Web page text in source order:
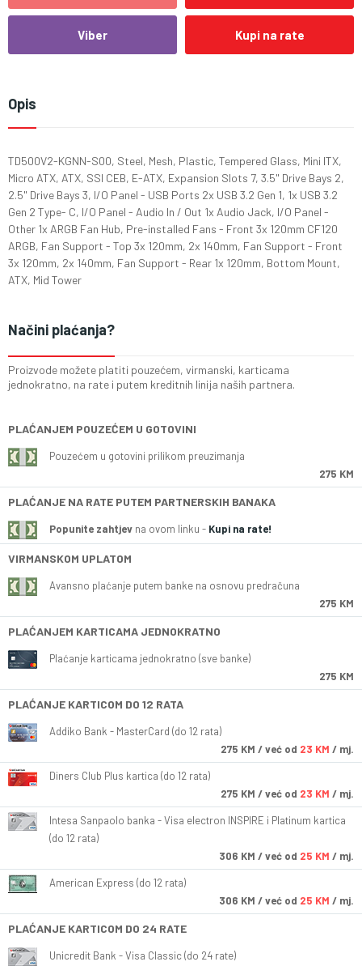
Viber Kupi na rate
Opis
TD500V2-KGNN-S00, Steel, Mesh, Plastic, Tempered Glass, Mini ITX,
Micro ATX, ATX, SSI CEB, E-ATX, Expansion Slots 7, 3.5" Drive Bays 2,
2.5" Drive Bays 3, I/O Panel - USB Ports 2x USB 3.2 Gen 1, 1x USB 3.2
Gen 2 Type- C, I/O Panel - Audio In / Out 1x Audio Jack, I/O Panel -
Other 1x ARGB Fan Hub, Pre-installed Fans - Front 3x 120mm CF120
ARGB, Fan Support - Top 3x 120mm, 2x 140mm, Fan Support - Front
3x 120mm, 2x 140mm, Fan Support - Rear 1x 120mm, Bottom Mount,
ATX, Mid Tower
Načini plaćanja?
Proizvode možete platiti pouzećem, virmanski, karticama
jednokratno, na rate i putem kreditnih linija naših partnera.
PLAĆANJEM POUZEĆEM U GOTOVINI
Pouzećem u gotovini prilikom preuzimanja
275 KM
PLAĆANJE NA RATE PUTEM PARTNERSKIH BANAKA
Popunite zahtjev na ovom linku - Kupi na rate!
VIRMANSKOM UPLATOM
Avansno plaćanje putem banke na osnovu predračuna
275 KM
PLAĆANJEM KARTICAMA JEDNOKRATNO
Plaćanje karticama jednokratno (sve banke)
275 KM
PLAĆANJE KARTICOM DO 12 RATA
Addiko Bank - MasterCard (do 12 rata)
275 KM / već od 23 KM / mj.
Diners Club Plus kartica (do 12 rata)
275 KM / već od 23 KM / mj.
Intesa Sanpaolo banka - Visa electron INSPIRE i Platinum kartica
(do 12 rata)
306 KM / već od 25 KM / mj.
American Express (do 12 rata)
306 KM / već od 25 KM / mj.
PLAĆANJE KARTICOM DO 24 RATE
Unicredit Bank - Visa Classic (do 24 rate)